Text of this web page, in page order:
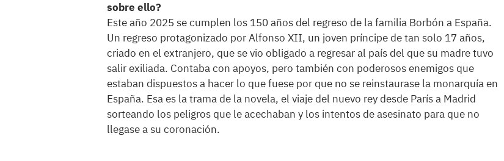
sobre ello?
Este año 2025 se cumplen los 150 años del regreso de la familia Borbón a España.
Un regreso protagonizado por Alfonso XII, un joven príncipe de tan solo 17 años,
criado en el extranjero, que se vio obligado a regresar al país del que su madre tuvo
salir exiliada. Contaba con apoyos, pero también con poderosos enemigos que
estaban dispuestos a hacer lo que fuese por que no se reinstaurase la monarquía en
España. Esa es la trama de la novela, el viaje del nuevo rey desde París a Madrid
sorteando los peligros que le acechaban y los intentos de asesinato para que no
llegase a su coronación.